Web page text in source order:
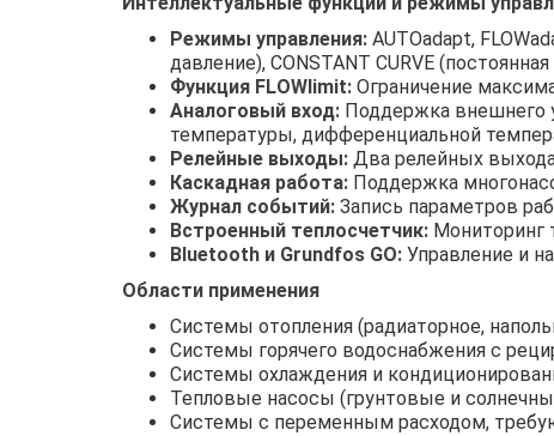
Режимы управления: AUTOadapt,
давление), CONSTANT CURVE
Функция FLOWlimit: Ограничение
Аналоговый вход: Поддержка внешнего
температуры, дифференциальной
Релейные выходы: Два релейных выхода
Каскадная работа: Поддержка
Журнал событий: Запись параметров
Встроенный теплосчетчик: Мониторинг
Bluetooth и Grundfos GO: Управление и
Области применения
Системы отопления (радиаторное,
Системы горячего водоснабжения с
Системы охлаждения и
Тепловые насосы (грунтовые и
Системы с переменным расходом,